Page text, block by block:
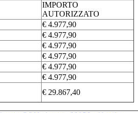
IMPORTO
AUTORIZZATO
€ 4.977,90
€ 4.977,90
€ 4.977,90
€ 4.977,90
€ 4.977,90
€ 4.977,90
€ 29.867,40